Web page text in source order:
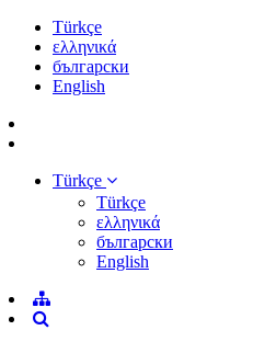
Türkçe
ελληνικά
български
English
Türkçe
Türkçe
ελληνικά
български
English